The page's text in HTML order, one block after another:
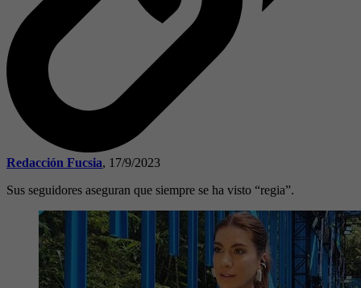
Redacción Fucsia, 17/9/2023
Sus seguidores aseguran que siempre se ha visto “regia”.